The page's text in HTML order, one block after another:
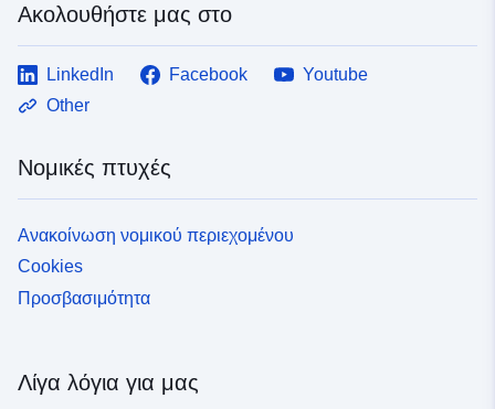
Ακολουθήστε μας στο
LinkedIn Facebook
Youtube
Other
Νομικές πτυχές
Ανακοίνωση νομικού περιεχομένου
Cookies
Προσβασιμότητα
Λίγα λόγια για μας